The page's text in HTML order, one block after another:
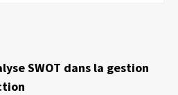
SWOT dans la gestion